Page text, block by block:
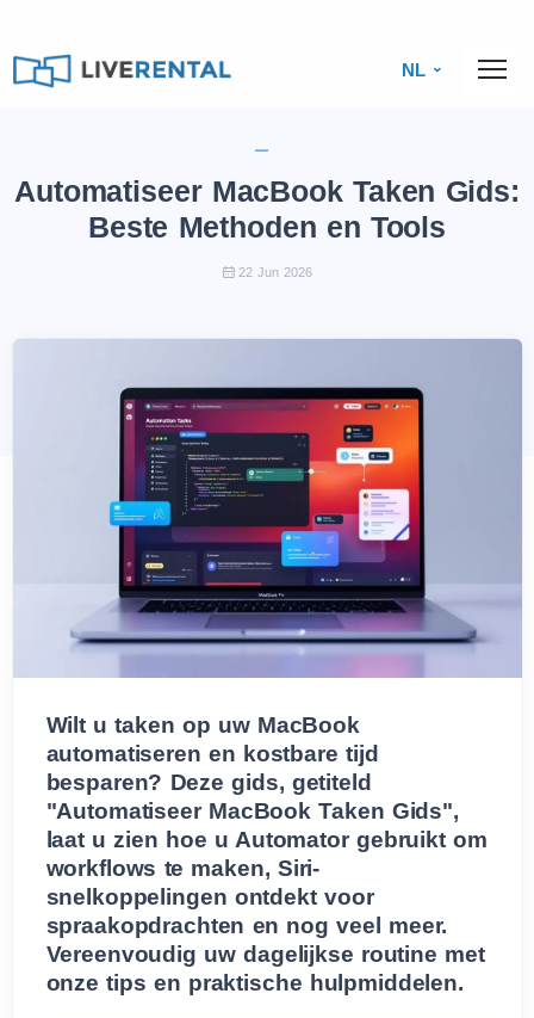
NL
Automatiseer MacBook Taken Gids:
Beste Methoden en Tools
22 Jun 2026
Wilt u taken op uw MacBook
automatiseren en kostbare tijd
besparen? Deze gids, getiteld
"Automatiseer MacBook Taken Gids",
laat u zien hoe u Automator gebruikt om
workflows te maken, Siri-
snelkoppelingen ontdekt voor
spraakopdrachten en nog veel meer.
Vereenvoudig uw dagelijkse routine met
onze tips en praktische hulpmiddelen.